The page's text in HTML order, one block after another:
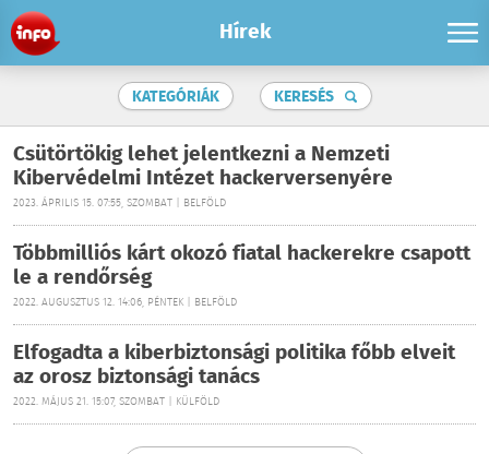
Hírek
KATEGÓRIÁK KERESÉS
Csütörtökig lehet jelentkezni a Nemzeti
Kibervédelmi Intézet hackerversenyére
2023. ÁPRILIS 15. 07:55, SZOMBAT | BELFÖLD
Többmilliós kárt okozó fiatal hackerekre csapott
le a rendőrség
2022. AUGUSZTUS 12. 14:06, PÉNTEK | BELFÖLD
Elfogadta a kiberbiztonsági politika főbb elveit
az orosz biztonsági tanács
2022. MÁJUS 21. 15:07, SZOMBAT | KÜLFÖLD